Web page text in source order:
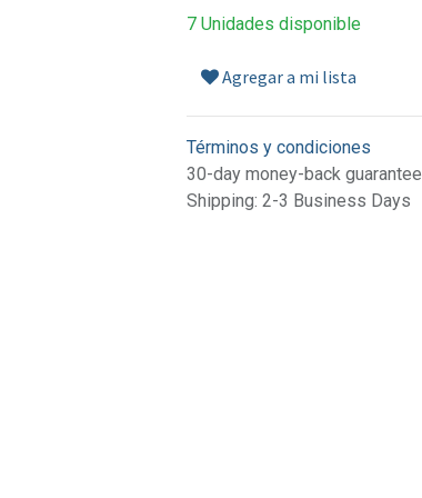
7 Unidades disponible
Agregar a mi lista
Términos y condiciones
30-day money-back guarantee
Shipping: 2-3 Business Days